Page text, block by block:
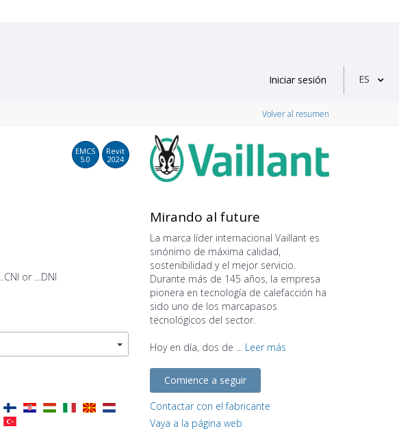
Iniciar sesión ES
Volver al resumen
EMCS
5.0
Revit
2024
or …DNI
Mirando al future
La marca líder internacional Vaillant es
sinónimo de máxima calidad,
sostenibilidad y el mejor servicio.
Durante más de 145 años, la empresa
pionera en tecnología de calefacción ha
sido uno de los marcapasos
tecnológicos del sector.
Hoy en día, dos de ... Leer más
Comience a seguir
Contactar con el fabricante
Vaya a la página web